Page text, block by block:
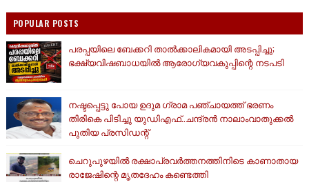
POPULAR POSTS
പരപ്പയിലെ ബേക്കറി താൽക്കാലികമായി അടപ്പിച്ചു;
ഭക്ഷ്യവിഷബാധയിൽ ആരോഗ്യവകുപ്പിന്റെ നടപടി
നഷ്ടപ്പെട്ടു പോയ ഉദുമ ഗ്രാമ പഞ്ചായത്ത് ഭരണം
തിരികെ പിടിച്ചു യുഡിഎഫ്..ചന്ദ്രൻ നാലാംവാതുക്കൽ
പുതിയ പ്രസിഡന്റ്
ചെറുപുഴയിൽ രക്ഷാപ്രവർത്തനത്തിനിടെ കാണാതായ
രാജേഷിന്റെ മൃതദേഹം കണ്ടെത്തി